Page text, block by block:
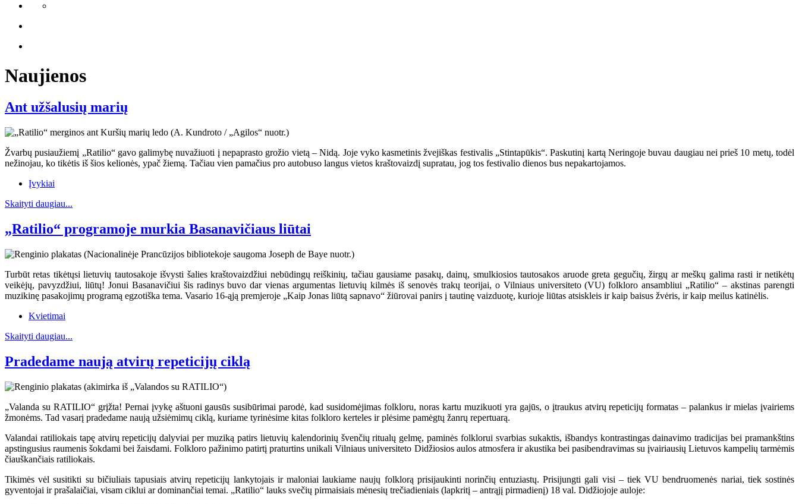
Naujienos
Ant užšalusių marių
Žvarbų pusiaužiemį „Ratilio“ gavo galimybę nuvažiuoti į nepaprasto grožio vietą – Nidą. Joje vyko kasmetinis žvejiškas festivalis „Stintapūkis“. Paskutinį kartą Neringoje buvau daugiau nei prieš 10 metų, todėl
nežinojau, ko tikėtis iš šios kelionės, ypač žiemą. Tačiau vien pamačius pro autobuso langus vietos kraštovaizdį supratau, jog tos festivalio dienos bus nepakartojamos.
Įvykiai
Skaityti daugiau...
„Ratilio“ programoje murkia Basanavičiaus liūtai
Turbūt retas tikėtųsi lietuvių tautosakoje išvysti šalies kraštovaizdžiui nebūdingų reiškinių, tačiau gausiame pasakų, dainų, smulkiosios tautosakos aruode greta gegučių, žirgų ar meškų galima rasti ir netikėtų
veikėjų, pavyzdžiui, liūtų! Jonui Basanavičiui šis radinys buvo dar vienas argumentas lietuvių kilmės iš senovės trakų teorijai, o Vilniaus universiteto (VU) folkloro ansambliui „Ratilio“ – akstinas parengti
muzikinę pasakojimų programą egzotiška tema. Vasario 16-ąją premjeroje „Kaip Jonas liūtą sapnavo“ žiūrovai panirs į tautinę vaizduotę, kurioje liūtas atsiskleis ir kaip baisus žvėris, ir kaip meilus katinėlis.
Kvietimai
Skaityti daugiau...
Pradedame naują atvirų repeticijų ciklą
„Valanda su RATILIO“ grįžta! Pernai įvykę aštuoni gausūs susibūrimai parodė, kad susidomėjimas folkloru, noras kartu muzikuoti yra gajūs, o įtraukus atvirų repeticijų formatas – palankus ir mielas įvairiems
žmonėms. Tad vasarį pradedame naują užsiėmimų ciklą, kuriame tyrinėsime kitas folkloro kerteles ir plėsime pamėgtų žanrų repertuarą.
Valandai ratiliokais tapę atvirų repeticijų dalyviai per muziką patirs lietuvių kalendorinių švenčių ritualų gelmę, paminės folklorui svarbias sukaktis, išbandys kontrastingas dainavimo tradicijas bei pramankštins
apstingusius raumenis šokdami bei žaisdami. Folkloro pažinimo patirtį praturtins unikali Vilniaus universiteto Didžiosios aulos atmosfera ir akustika bei pasibendravimas su įvairiausių Lietuvos kampelių tarmėmis
čiauškančiais ratiliokais.
Tikimės vėl susitikti su bičiuliais tapusiais atvirų repeticijų lankytojais ir maloniai laukiame naujų folklorą prisijaukinti norinčių entuziastų. Prisijungti gali visi – tiek VU bendruomenės nariai, tiek sostinės
gyventojai ir prašalaičiai, visam ciklui ar dominančiai temai. „Ratilio“ lauks svečių pirmaisiais mėnesių trečiadieniais (lapkritį – antrąjį pirmadienį) 18 val. Didžiojoje auloje: